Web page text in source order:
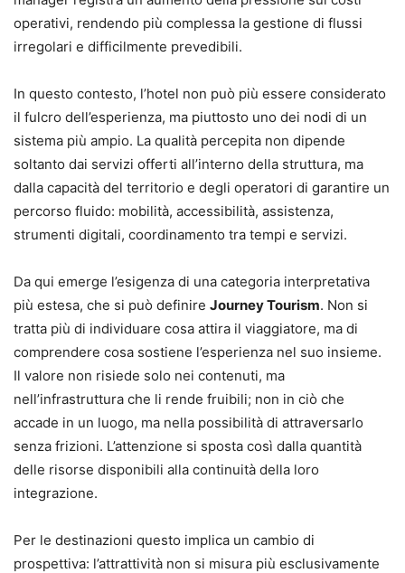
operativi, rendendo più complessa la gestione di flussi
irregolari e difficilmente prevedibili.
In questo contesto, l’hotel non può più essere considerato
il fulcro dell’esperienza, ma piuttosto uno dei nodi di un
sistema più ampio. La qualità percepita non dipende
soltanto dai servizi offerti all’interno della struttura, ma
dalla capacità del territorio e degli operatori di garantire un
percorso fluido: mobilità, accessibilità, assistenza,
strumenti digitali, coordinamento tra tempi e servizi.
Da qui emerge l’esigenza di una categoria interpretativa
più estesa, che si può definire Journey Tourism. Non si
tratta più di individuare cosa attira il viaggiatore, ma di
comprendere cosa sostiene l’esperienza nel suo insieme.
Il valore non risiede solo nei contenuti, ma
nell’infrastruttura che li rende fruibili; non in ciò che
accade in un luogo, ma nella possibilità di attraversarlo
senza frizioni. L’attenzione si sposta così dalla quantità
delle risorse disponibili alla continuità della loro
integrazione.
Per le destinazioni questo implica un cambio di
prospettiva: l’attrattività non si misura più esclusivamente